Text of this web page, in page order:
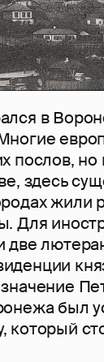
в
послов,
здесь
жили
Для
две
был
который